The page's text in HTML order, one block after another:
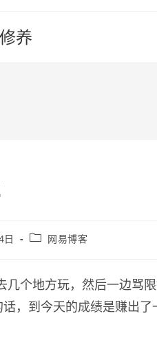
养
日
Post网易博客
个地方玩，然后一边骂
，到今天的成绩是赚出